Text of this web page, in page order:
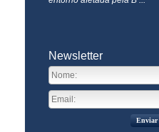
Newsletter
Enviar